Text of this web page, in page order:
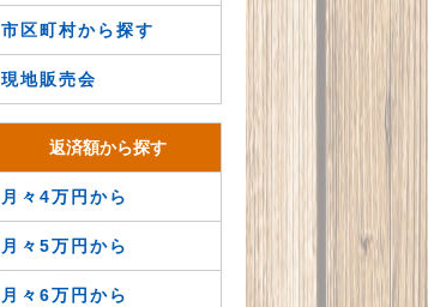
市区町村から探す
現地販売会
返済額から探す
月々4万円から
月々5万円から
月々6万円から